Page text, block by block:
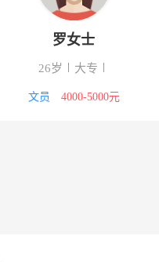
罗女士
26岁 大专
文员 4000-5000元